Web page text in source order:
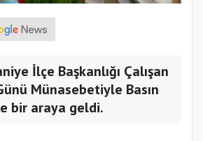
İlçe Başkanlığı Çalışan
Münasebetiyle Basın
bir araya geldi.